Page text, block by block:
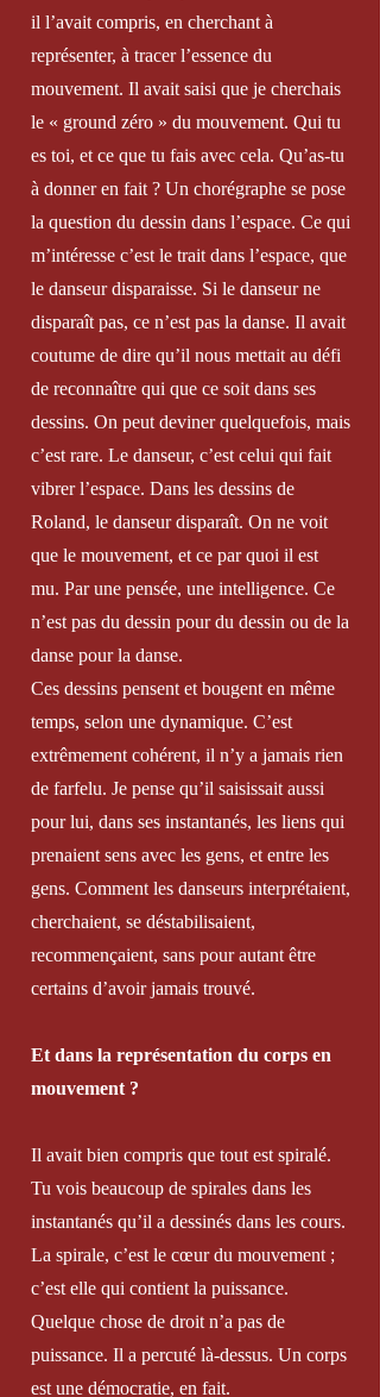
il l’avait compris, en cherchant à
représenter, à tracer l’essence du
mouvement. Il avait saisi que je cherchais
le « ground zéro » du mouvement. Qui tu
es toi, et ce que tu fais avec cela. Qu’as-tu
à donner en fait ? Un chorégraphe se pose
la question du dessin dans l’espace. Ce qui
m’intéresse c’est le trait dans l’espace, que
le danseur disparaisse. Si le danseur ne
disparaît pas, ce n’est pas la danse. Il avait
coutume de dire qu’il nous mettait au défi
de reconnaître qui que ce soit dans ses
dessins. On peut deviner quelquefois, mais
c’est rare. Le danseur, c’est celui qui fait
vibrer l’espace. Dans les dessins de
Roland, le danseur disparaît. On ne voit
que le mouvement, et ce par quoi il est
mu. Par une pensée, une intelligence. Ce
n’est pas du dessin pour du dessin ou de la
danse pour la danse.
Ces dessins pensent et bougent en même
temps, selon une dynamique. C’est
extrêmement cohérent, il n’y a jamais rien
de farfelu. Je pense qu’il saisissait aussi
pour lui, dans ses instantanés, les liens qui
prenaient sens avec les gens, et entre les
gens. Comment les danseurs interprétaient,
cherchaient, se déstabilisaient,
recommençaient, sans pour autant être
certains d’avoir jamais trouvé.
Et dans la représentation du corps en
mouvement ?
Il avait bien compris que tout est spiralé.
Tu vois beaucoup de spirales dans les
instantanés qu’il a dessinés dans les cours.
La spirale, c’est le cœur du mouvement ;
c’est elle qui contient la puissance.
Quelque chose de droit n’a pas de
puissance. Il a percuté là-dessus. Un corps
est une démocratie, en fait.